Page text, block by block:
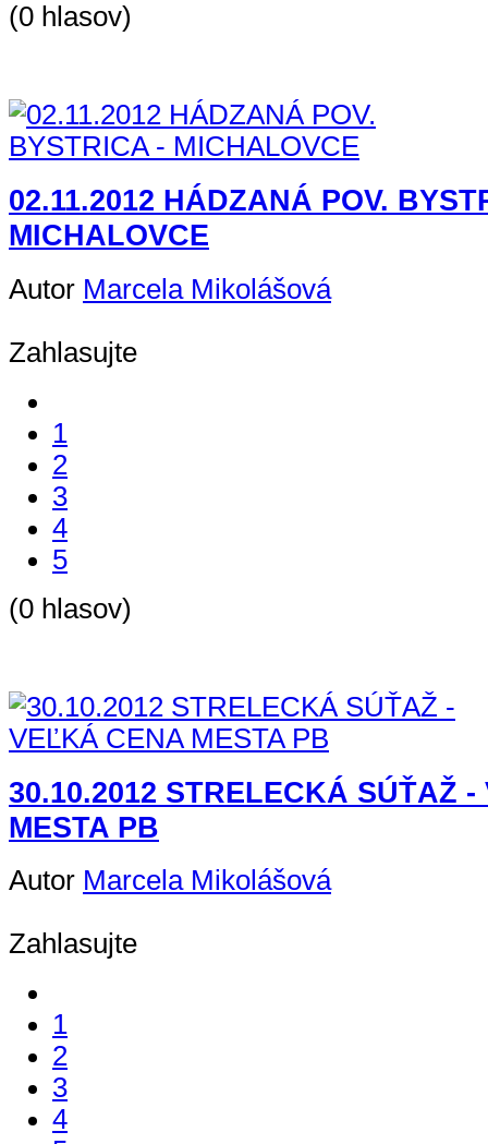
(0 hlasov)
02.11.2012 HÁDZANÁ POV.
MICHALOVCE
Autor Marcela Mikolášová
Zahlasujte
1
2
3
4
5
(0 hlasov)
30.10.2012 STRELECKÁ SÚŤAŽ
MESTA PB
Autor Marcela Mikolášová
Zahlasujte
1
2
3
4